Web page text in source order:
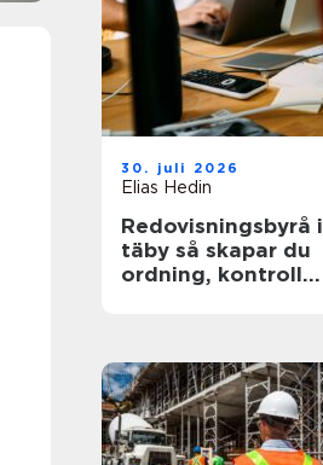
30. juli 2026
Elias Hedin
Redovisningsbyrå i
täby så skapar du
ordning, kontroll